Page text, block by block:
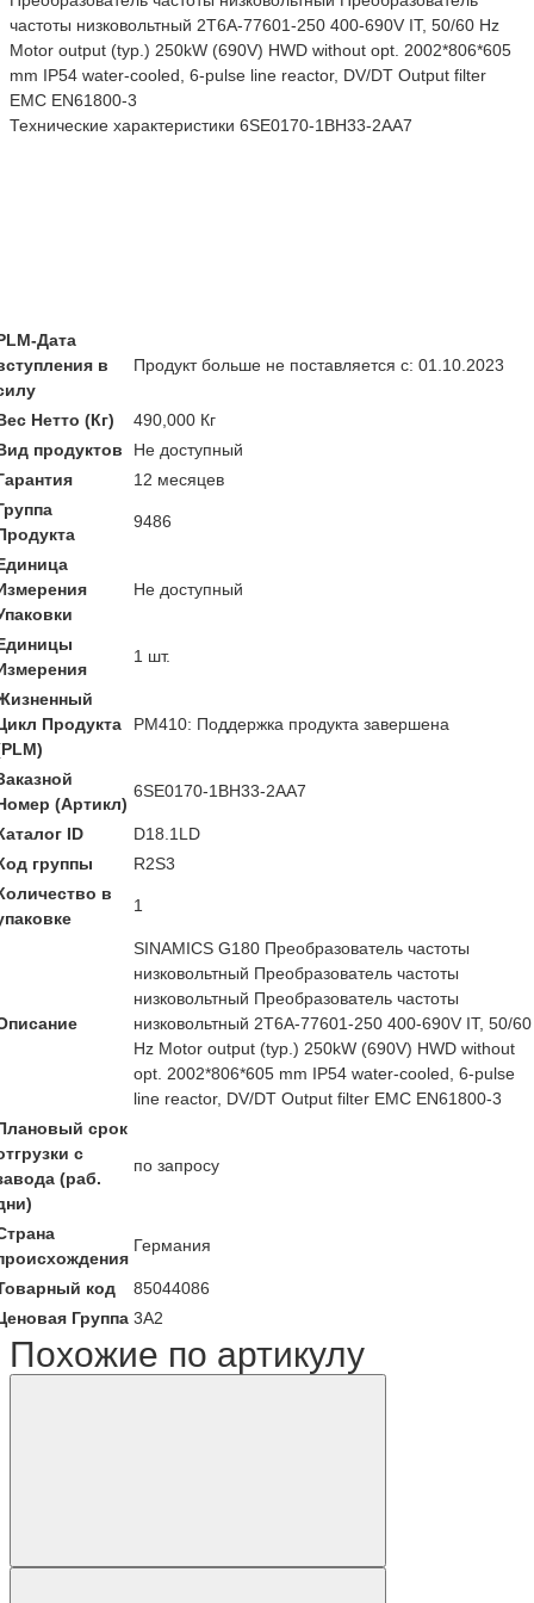
частоты низковольтный 2T6A-77601-250 400-690V IT, 50/60 Hz
Motor output (typ.) 250kW (690V) HWD without opt. 2002*806*605
mm IP54 water-cooled, 6-pulse line reactor, DV/DT Output filter
EMC EN61800-3
Технические характеристики 6SE0170-1BH33-2AA7
Дата
в
Продукт больше не поставляется с: 01.10.2023
Нетто (Кг)
490,000 Кг
продуктов
Не доступный
12 месяцев
9486
Не доступный
1 шт.
Продукта
PM410: Поддержка продукта завершена
(Артикл)
6SE0170-1BH33-2AA7
ID
D18.1LD
группы
R2S3
в
1
SINAMICS G180 Преобразователь частоты
низковольтный Преобразователь частоты
низковольтный Преобразователь частоты
низковольтный 2T6A-77601-250 400-690V IT, 50/60
Hz Motor output (typ.) 250kW (690V) HWD without
opt. 2002*806*605 mm IP54 water-cooled, 6-pulse
line reactor, DV/DT Output filter EMC EN61800-3
срок
с
(раб.
по запросу
Германия
код
85044086
Группа 3A2
Похожие по артикулу